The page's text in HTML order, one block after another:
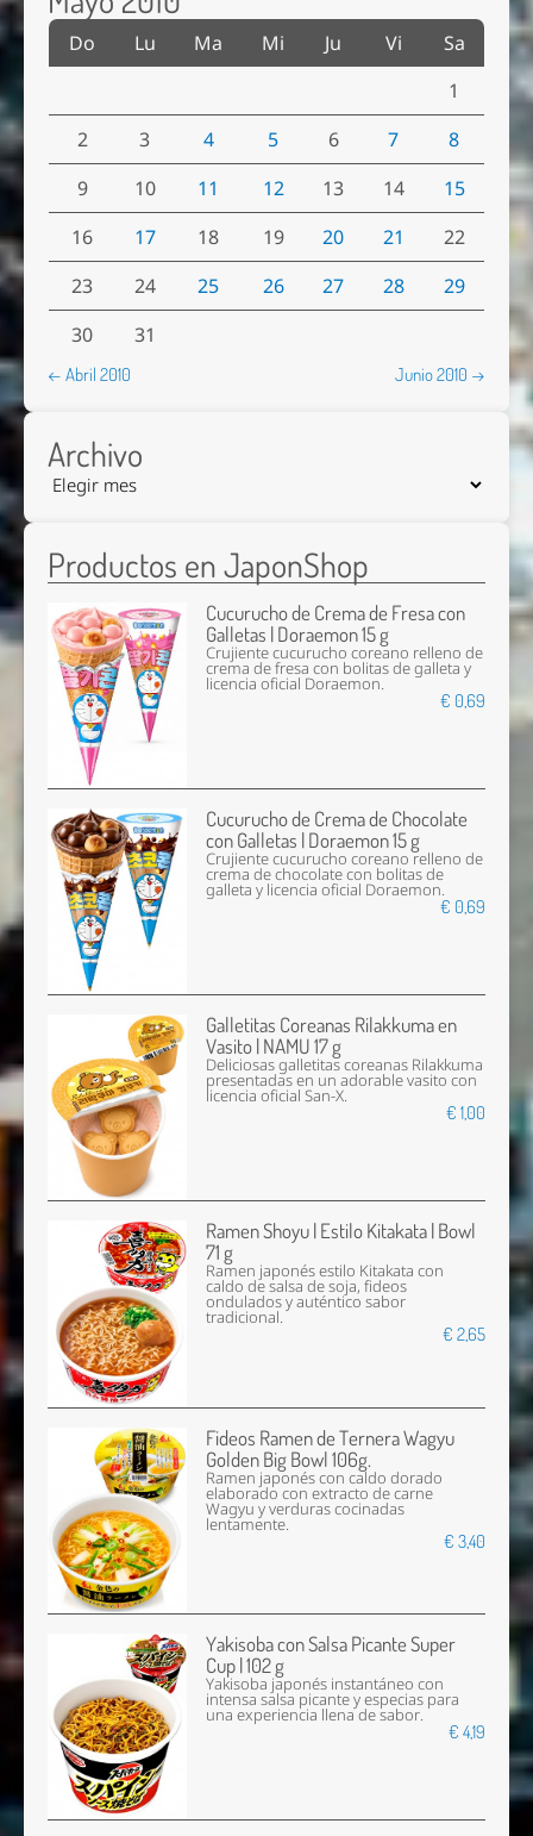
Do Lu Ma Mi Ju Vi
Sa
1
2
3 4 5 6 7
8
9
10 11 12 13 14
15
16
17 18 19 20 21
22
23
24 25 26 27 28
29
30
31
← Abril 2010 Junio 2010 →
Archivo
Productos en JaponShop
Cucurucho de Crema de Fresa con
Galletas | Doraemon 15 g
Crujiente cucurucho coreano relleno de
crema de fresa con bolitas de galleta y
licencia oficial Doraemon.
€ 0,69
Cucurucho de Crema de Chocolate
con Galletas | Doraemon 15 g
Crujiente cucurucho coreano relleno de
crema de chocolate con bolitas de
galleta y licencia oficial Doraemon.
€ 0,69
Galletitas Coreanas Rilakkuma en
Vasito | NAMU 17 g
Deliciosas galletitas coreanas Rilakkuma
presentadas en un adorable vasito con
licencia oficial San-X.
€ 1,00
Ramen Shoyu | Estilo Kitakata | Bowl
71 g
Ramen japonés estilo Kitakata con
caldo de salsa de soja, fideos
ondulados y auténtico sabor
tradicional.
€ 2,65
Fideos Ramen de Ternera Wagyu
Golden Big Bowl 106g.
Ramen japonés con caldo dorado
elaborado con extracto de carne
Wagyu y verduras cocinadas
lentamente.
€ 3,40
Yakisoba con Salsa Picante Super
Cup | 102 g
Yakisoba japonés instantáneo con
intensa salsa picante y especias para
una experiencia llena de sabor.
€ 4,19